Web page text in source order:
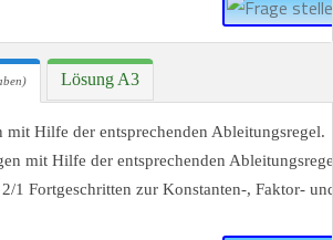
Lösung A3
Hilfe der entsprechenden Ableitungsregel.